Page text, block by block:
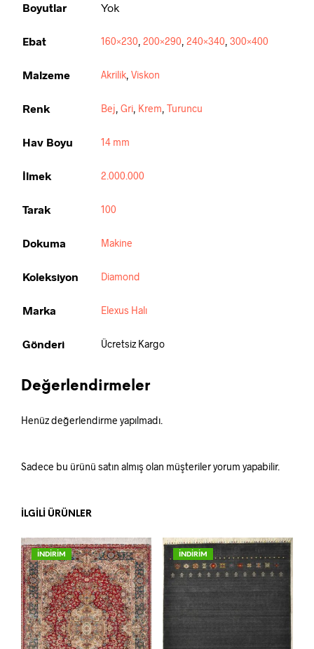
Boyutlar Yok
Ebat 160×230, 200×290, 240×340, 300×400
Malzeme Akrilik, Viskon
Renk Bej, Gri, Krem, Turuncu
Hav Boyu 14 mm
İlmek 2.000.000
Tarak 100
Dokuma Makine
Koleksiyon Diamond
Marka Elexus Halı
Gönderi Ücretsiz Kargo
Değerlendirmeler
Henüz değerlendirme yapılmadı.
Sadece bu ürünü satın almış olan müşteriler yorum yapabilir.
İLGILI ÜRÜNLER
İNDİRİM İNDİRİM